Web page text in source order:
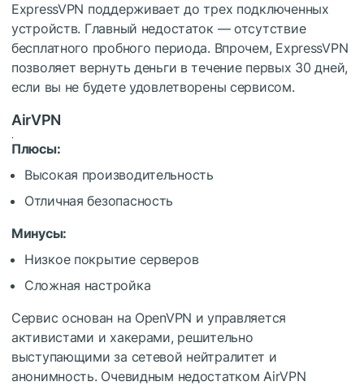
ExpressVPN поддерживает до трех подключенных
устройств. Главный недостаток — отсутствие
бесплатного пробного периода. Впрочем, ExpressVPN
позволяет вернуть деньги в течение первых 30 дней,
если вы не будете удовлетворены сервисом.
AirVPN
Плюсы:
Высокая производительность
Отличная безопасность
Минусы:
Низкое покрытие серверов
Сложная настройка
Сервис основан на OpenVPN и управляется
активистами и хакерами, решительно
выступающими за сетевой нейтралитет и
анонимность. Очевидным недостатком AirVPN